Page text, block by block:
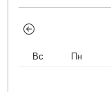
Вс Пн